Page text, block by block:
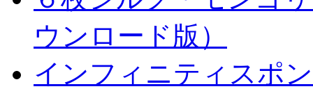
ウンロード版）
インフィニティスポ